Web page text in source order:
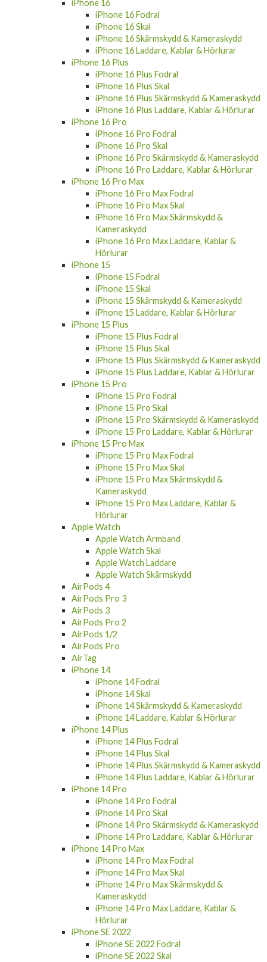
iPhone 16
iPhone 16 Fodral
iPhone 16 Skal
iPhone 16 Skärmskydd & Kameraskydd
iPhone 16 Laddare, Kablar & Hörlurar
iPhone 16 Plus
iPhone 16 Plus Fodral
iPhone 16 Plus Skal
iPhone 16 Plus Skärmskydd & Kameraskydd
iPhone 16 Plus Laddare, Kablar & Hörlurar
iPhone 16 Pro
iPhone 16 Pro Fodral
iPhone 16 Pro Skal
iPhone 16 Pro Skärmskydd & Kameraskydd
iPhone 16 Pro Laddare, Kablar & Hörlurar
iPhone 16 Pro Max
iPhone 16 Pro Max Fodral
iPhone 16 Pro Max Skal
iPhone 16 Pro Max Skärmskydd &
Kameraskydd
iPhone 16 Pro Max Laddare, Kablar &
Hörlurar
iPhone 15
iPhone 15 Fodral
iPhone 15 Skal
iPhone 15 Skärmskydd & Kameraskydd
iPhone 15 Laddare, Kablar & Hörlurar
iPhone 15 Plus
iPhone 15 Plus Fodral
iPhone 15 Plus Skal
iPhone 15 Plus Skärmskydd & Kameraskydd
iPhone 15 Plus Laddare, Kablar & Hörlurar
iPhone 15 Pro
iPhone 15 Pro Fodral
iPhone 15 Pro Skal
iPhone 15 Pro Skärmskydd & Kameraskydd
iPhone 15 Pro Laddare, Kablar & Hörlurar
iPhone 15 Pro Max
iPhone 15 Pro Max Fodral
iPhone 15 Pro Max Skal
iPhone 15 Pro Max Skärmskydd &
Kameraskydd
iPhone 15 Pro Max Laddare, Kablar &
Hörlurar
Apple Watch
Apple Watch Armband
Apple Watch Skal
Apple Watch Laddare
Apple Watch Skärmskydd
AirPods 4
AirPods Pro 3
AirPods 3
AirPods Pro 2
AirPods 1/2
AirPods Pro
AirTag
iPhone 14
iPhone 14 Fodral
iPhone 14 Skal
iPhone 14 Skärmskydd & Kameraskydd
iPhone 14 Laddare, Kablar & Hörlurar
iPhone 14 Plus
iPhone 14 Plus Fodral
iPhone 14 Plus Skal
iPhone 14 Plus Skärmskydd & Kameraskydd
iPhone 14 Plus Laddare, Kablar & Hörlurar
iPhone 14 Pro
iPhone 14 Pro Fodral
iPhone 14 Pro Skal
iPhone 14 Pro Skärmskydd & Kameraskydd
iPhone 14 Pro Laddare, Kablar & Hörlurar
iPhone 14 Pro Max
iPhone 14 Pro Max Fodral
iPhone 14 Pro Max Skal
iPhone 14 Pro Max Skärmskydd &
Kameraskydd
iPhone 14 Pro Max Laddare, Kablar &
Hörlurar
iPhone SE 2022
iPhone SE 2022 Fodral
iPhone SE 2022 Skal